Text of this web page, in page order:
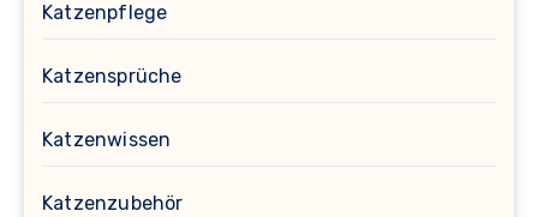
Katzenpflege
Katzensprüche
Katzenwissen
Katzenzubehör